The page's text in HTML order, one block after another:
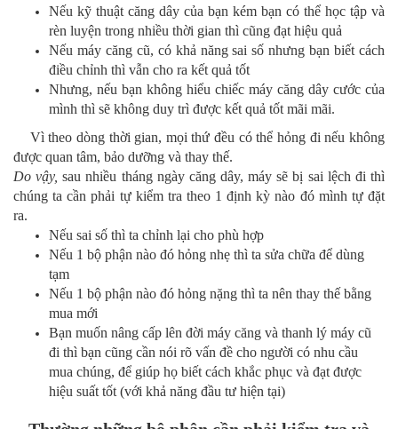
Nếu kỹ thuật căng dây của bạn kém bạn có thể học tập và
rèn luyện trong nhiều thời gian thì cũng đạt hiệu quả
Nếu máy căng cũ, có khả năng sai số nhưng bạn biết cách
điều chỉnh thì vẫn cho ra kết quả tốt
Nhưng, nếu bạn không hiểu chiếc máy căng dây cước của
mình thì sẽ không duy trì được kết quả tốt mãi mãi.
Vì theo dòng thời gian, mọi thứ đều có thể hỏng đi nếu không
được quan tâm, bảo dưỡng và thay thế.
Do vậy, sau nhiều tháng ngày căng dây, máy sẽ bị sai lệch đi thì
chúng ta cần phải tự kiểm tra theo 1 định kỳ nào đó mình tự đặt
ra.
Nếu sai số thì ta chỉnh lại cho phù hợp
Nếu 1 bộ phận nào đó hỏng nhẹ thì ta sửa chữa để dùng
tạm
Nếu 1 bộ phận nào đó hỏng nặng thì ta nên thay thế bằng
mua mới
Bạn muốn nâng cấp lên đời máy căng và thanh lý máy cũ
đi thì bạn cũng cần nói rõ vấn đề cho người có nhu cầu
mua chúng, để giúp họ biết cách khắc phục và đạt được
hiệu suất tốt (với khả năng đầu tư hiện tại)